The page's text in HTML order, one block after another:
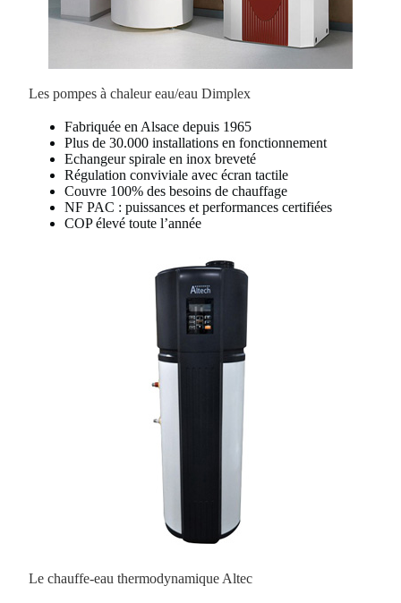
Les pompes à chaleur eau/eau Dimplex
Fabriquée en Alsace depuis 1965
Plus de 30.000 installations en fonctionnement
Echangeur spirale en inox breveté
Régulation conviviale avec écran tactile
Couvre 100% des besoins de chauffage
NF PAC : puissances et performances certifiées
COP élevé toute l’année
Le chauffe-eau thermodynamique Altec